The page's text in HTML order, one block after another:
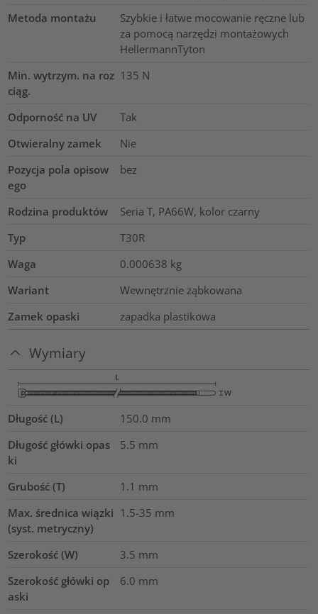
Metoda montażu
Szybkie i łatwe mocowanie ręczne lub
za pomocą narzędzi montażowych
HellermannTyton
Min. wytrzym. na roz
ciąg.
135 N
Odporność na UV
Tak
Otwieralny zamek
Nie
Pozycja pola opisow
ego
bez
Rodzina produktów
Seria T, PA66W, kolor czarny
Typ
T30R
Waga
0.000638 kg
Wariant
Wewnętrznie ząbkowana
Zamek opaski
zapadka plastikowa
Wymiary
Długość (L) 150.0 mm
Długość główki opas
ki
5.5 mm
Grubość (T) 1.1 mm
Max. średnica wiązki
(syst. metryczny)
1.5-35 mm
Szerokość (W) 3.5 mm
Szerokość główki op
aski
6.0 mm